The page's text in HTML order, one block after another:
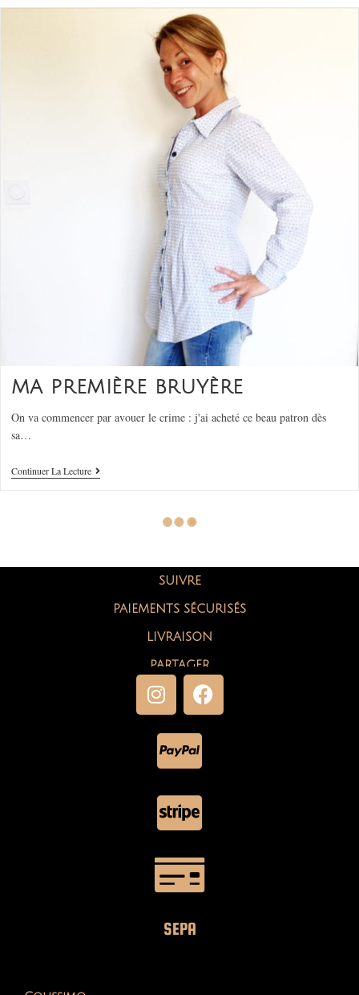
MA PREMIÈRE BRUYÈRE
On va commencer par avouer le crime : j'ai acheté ce beau patron dès
sa…
Continuer La Lecture
GARDE-ROBE ESTIVALE NUMBER
Je vous avais dit que deux versions top m'attendaient sagement lors de ma
Continuer La Lecture